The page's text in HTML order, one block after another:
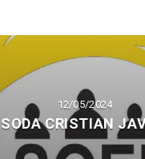
12/05/2024
SODA CRISTIAN